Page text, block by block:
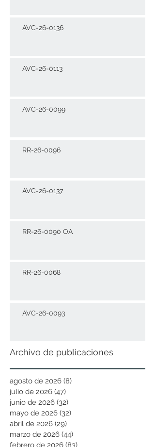
AVC-26-0136
AVC-26-0113
AVC-26-0099
RR-26-0096
AVC-26-0137
RR-26-0090 OA
RR-26-0068
AVC-26-0093
Archivo de publicaciones
agosto de 2026 (8)
julio de 2026 (47)
junio de 2026 (32)
mayo de 2026 (32)
abril de 2026 (29)
marzo de 2026 (44)
febrero de 2026 (83)